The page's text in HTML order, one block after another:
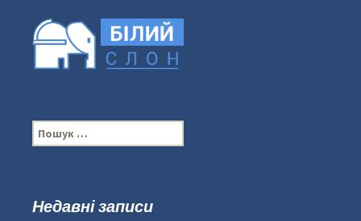
#PipIvanToday
П
о
:Недавні записи